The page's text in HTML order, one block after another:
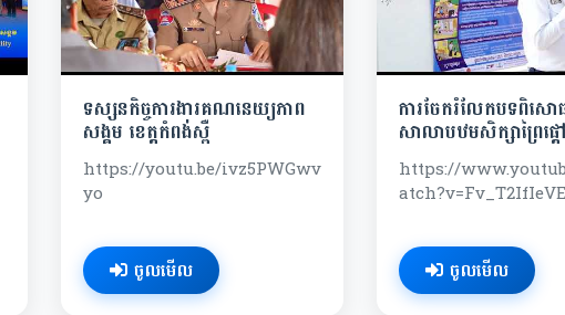
ទស្សនកិច្ចការងារគណនេយ្យភាព
សង្គម ខេត្តកំពង់ស្ពឺ
https://youtu.be/ivz5PWGwv
yo
ចូលមើល
ការចែករំលែកបទពិស
សាលាបឋមសិក្សាព្រៃផ្តៅ
https://
atch?v=Fv_T2IfIeVE
ចូលមើល